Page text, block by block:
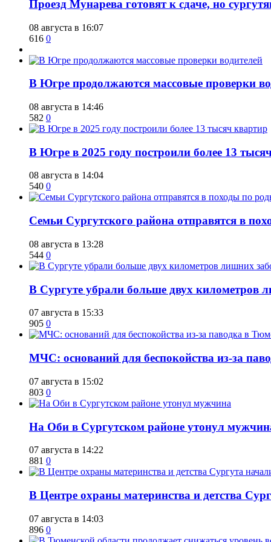
​Проезд Мунарева готовят к сдаче, но
08 августа в 16:07
616 0
​В Югре продолжаются массовые проверки
08 августа в 14:46
582 0
​В Югре в 2025 году построили более 13
08 августа в 14:04
540 0
​Семьи Сургутского района отправятся в
08 августа в 13:28
544 0
​В Сургуте убрали больше двух километров
07 августа в 15:33
905 0
​МЧС: оснований для беспокойства из-за
07 августа в 15:02
803 0
​На Оби в Сургутском районе утонул
07 августа в 14:22
881 0
​В Центре охраны материнства и детства
07 августа в 14:03
896 0